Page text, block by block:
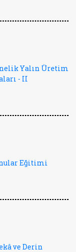
Yalın Üretim
- II
Eğitimi
ve Derin